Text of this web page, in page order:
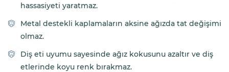
hassasiyeti yaratmaz.
Metal destekli kaplamaların aksine ağızda tat değişimi
olmaz.
Diş eti uyumu sayesinde ağız kokusunu azaltır ve diş
etlerinde koyu renk bırakmaz.